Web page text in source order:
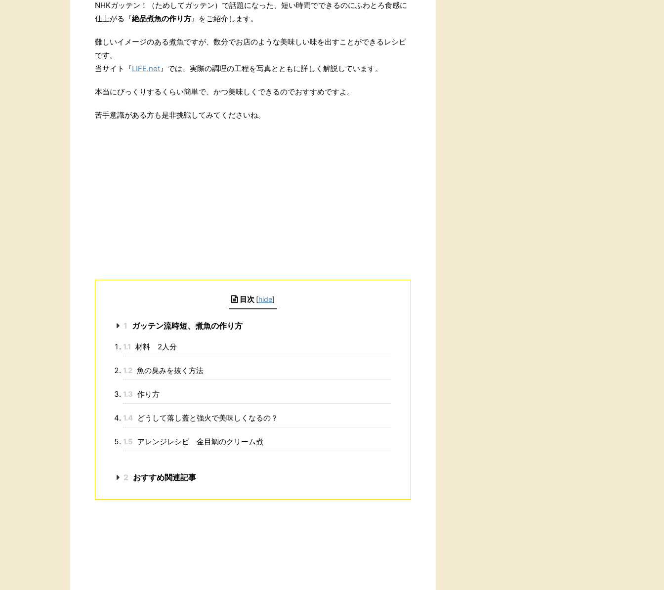
NHKガッテン！（ためしてガッテン）で話題になった、短い時間でできるのにふわとろ食感に
仕上がる『絶品煮魚の作り方』をご紹介します。
難しいイメージのある煮魚ですが、数分でお店のような美味しい味を出すことができるレシピ
です。
当サイト『LIFE.net』では、実際の調理の工程を写真とともに詳しく解説しています。
本当にびっくりするくらい簡単で、かつ美味しくできるのでおすすめですよ。
苦手意識がある方も是非挑戦してみてくださいね。
目次 [hide]
1 ガッテン流時短、煮魚の作り方
1.1 材料 2人分
1.2 魚の臭みを抜く方法
1.3 作り方
1.4 どうして落し蓋と強火で美味しくなるの？
1.5 アレンジレシピ 金目鯛のクリーム煮
2 おすすめ関連記事